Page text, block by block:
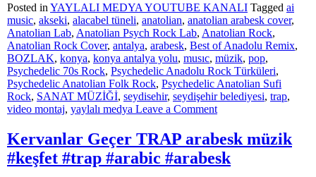
Posted in YAYLALI MEDYA YOUTUBE KANALI Tagged ai
music, akseki, alacabel tüneli, anatolian, anatolian arabesk cover,
Anatolian Lab, Anatolian Psych Rock Lab, Anatolian Rock,
Anatolian Rock Cover, antalya, arabesk, Best of Anadolu Remix,
BOZLAK, konya, konya antalya yolu, musıc, müzik, pop,
Psychedelic 70s Rock, Psychedelic Anadolu Rock Türküleri,
Psychedelic Anatolian Folk Rock, Psychedelic Anatolian Sufi
Rock, SANAT MÜZİĞİ, seydisehir, seydişehir belediyesi, trap,
video montaj, yaylalı medya Leave a Commenton
Ateş
Trap
Arabesk
Kervanlar Geçer TRAP arabesk müzik
#keşfet #trap #arabic #arabesk